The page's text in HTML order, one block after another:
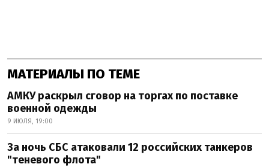
МАТЕРИАЛЫ ПО ТЕМЕ
АМКУ раскрыл сговор на торгах по поставке
военной одежды
9 ИЮЛЯ, 19:00
За ночь СБС атаковали 12 российских танкеров
"теневого флота"